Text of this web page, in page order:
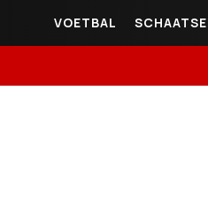
VOETBAL